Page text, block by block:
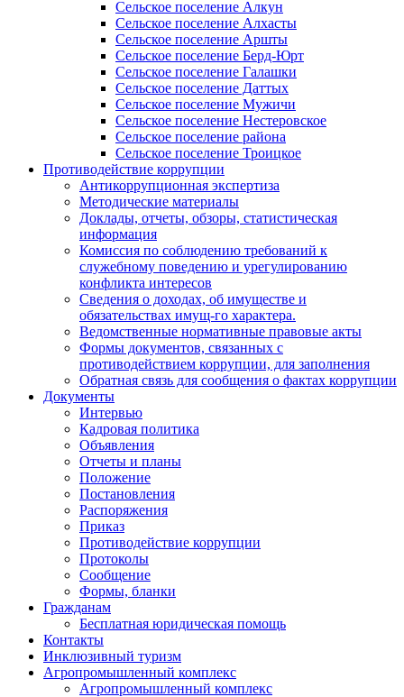
Сельское поселение Алкун
Сельское поселение Алхасты
Сельское поселение Аршты
Сельское поселение Берд-Юрт
Сельское поселение Галашки
Сельское поселение Даттых
Сельское поселение Мужичи
Сельское поселение Нестеровское
Сельское поселение района
Сельское поселение Троицкое
Противодействие коррупции
Антикоррупционная экспертиза
Методические материалы
Доклады, отчеты, обзоры, статистическая
информация
Комиссия по соблюдению требований к
служебному поведению и урегулированию
конфликта интересов
Сведения о доходах, об имуществе и
обязательствах имущ-го характера.
Ведомственные нормативные правовые акты
Формы документов, связанных с
противодействием коррупции, для заполнения
Обратная связь для сообщения о фактах коррупции
Документы
Интервью
Кадровая политика
Объявления
Отчеты и планы
Положение
Постановления
Распоряжения
Приказ
Противодействие коррупции
Протоколы
Сообщение
Формы, бланки
Гражданам
Бесплатная юридическая помощь
Контакты
Инклюзивный туризм
Агропромышленный комплекс
Агропромышленный комплекс